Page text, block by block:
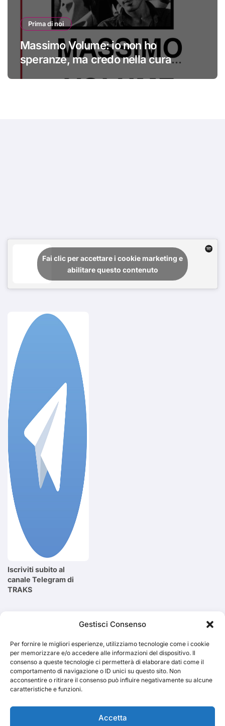
Gestisci Consenso
Per fornire le migliori esperienze, utilizziamo tecnologie come i cookie
per memorizzare e/o accedere alle informazioni del dispositivo. Il
consenso a queste tecnologie ci permetterà di elaborare dati come il
comportamento di navigazione o ID unici su questo sito. Non
acconsentire o ritirare il consenso può influire negativamente su alcune
caratteristiche e funzioni.
Accetta
Prima di noi
Massimo Volume: io non ho
speranze, ma credo nella cura
Fai clic per accettare i cookie marketing e
abilitare questo contenuto
Iscriviti subito al
canale Telegram di
TRAKS
Cerca
TRAKS